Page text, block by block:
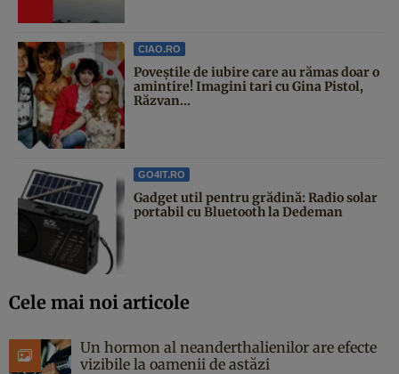
CIAO.RO
Poveştile de iubire care au rămas doar o
amintire! Imagini tari cu Gina Pistol,
Răzvan...
GO4IT.RO
Gadget util pentru grădină: Radio solar
portabil cu Bluetooth la Dedeman
Cele mai noi articole
Un hormon al neanderthalienilor are efecte
vizibile la oamenii de astăzi